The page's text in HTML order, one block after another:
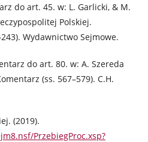
do art. 45. w: L. Garlicki, & M.
Polskiej.
Wydawnictwo Sejmowe.
do art. 80. w: A. Szereda
(ss. 567–579). C.H.
(2019).
PrzebiegProc.xsp?